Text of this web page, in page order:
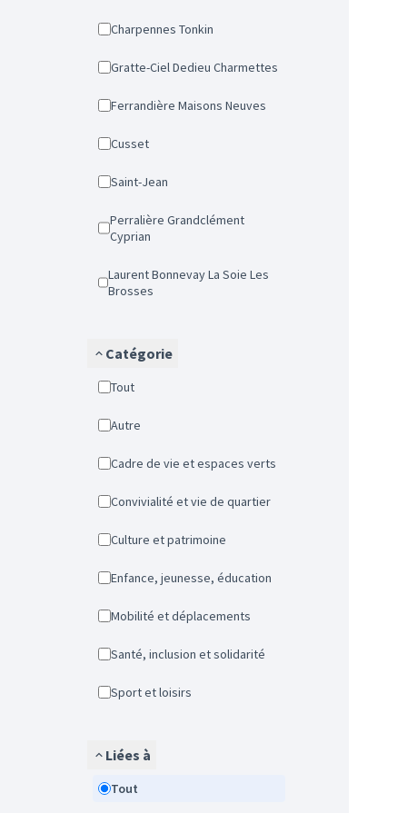
Charpennes Tonkin
Gratte-Ciel Dedieu Charmettes
Ferrandière Maisons Neuves
Cusset
Saint-Jean
Perralière Grandclément
Cyprian
Laurent Bonnevay La Soie Les
Brosses
Catégorie
Tout
Autre
Cadre de vie et espaces verts
Convivialité et vie de quartier
Culture et patrimoine
Enfance, jeunesse, éducation
Mobilité et déplacements
Santé, inclusion et solidarité
Sport et loisirs
Liées à
Tout